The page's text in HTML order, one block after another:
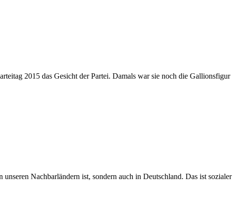
2015 das Gesicht der Partei. Damals war sie noch die Gallionsfigur
Nachbarländern ist, sondern auch in Deutschland. Das ist sozialer